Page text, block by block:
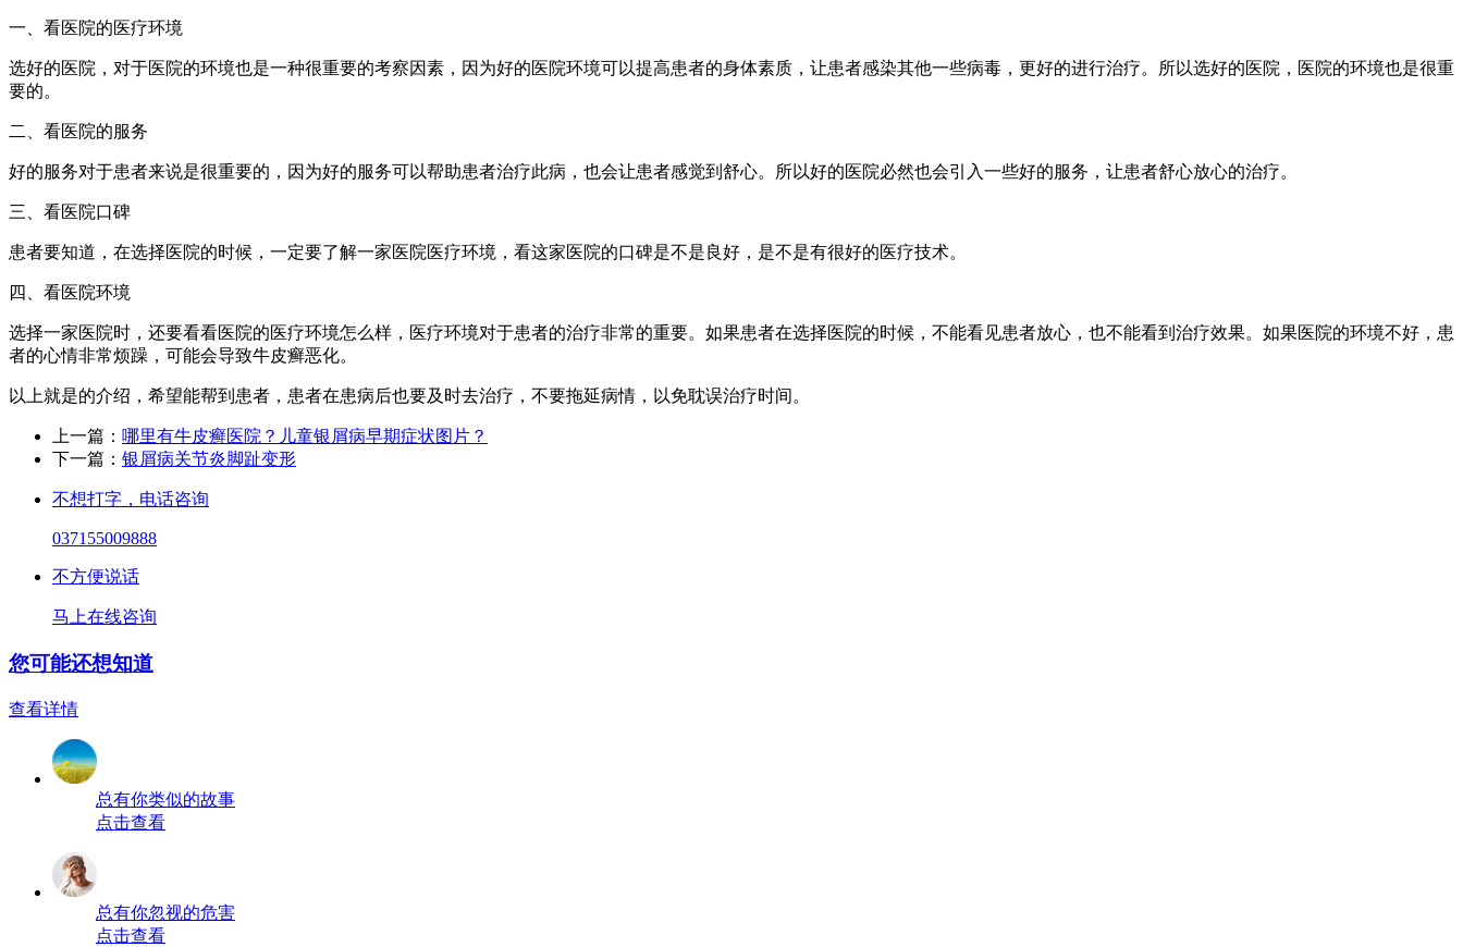
一、看医院的医疗环境
选好的医院，对于医院的环境也是一种很重要的考察因素，因为好的医院环境可以提高患者的身体素质，让患者感染其他一些病毒，更好的进行治疗。所以选好的医院，医院的环境也是很重
要的。
二、看医院的服务
好的服务对于患者来说是很重要的，因为好的服务可以帮助患者治疗此病，也会让患者感觉到舒心。所以好的医院必然也会引入一些好的服务，让患者舒心放心的治疗。
三、看医院口碑
患者要知道，在选择医院的时候，一定要了解一家医院医疗环境，看这家医院的口碑是不是良好，是不是有很好的医疗技术。
四、看医院环境
选择一家医院时，还要看看医院的医疗环境怎么样，医疗环境对于患者的治疗非常的重要。如果患者在选择医院的时候，不能看见患者放心，也不能看到治疗效果。如果医院的环境不好，患
者的心情非常烦躁，可能会导致牛皮癣恶化。
以上就是的介绍，希望能帮到患者，患者在患病后也要及时去治疗，不要拖延病情，以免耽误治疗时间。
上一篇： 哪里有牛皮癣医院？儿童银屑病早期症状图片？
下一篇： 银屑病关节炎脚趾变形
不想打字，电话咨询
037155009888
不方便说话
马上在线咨询
您可能还想知道
查看详情
总有你类似的故事
点击查看
总有你忽视的危害
点击查看